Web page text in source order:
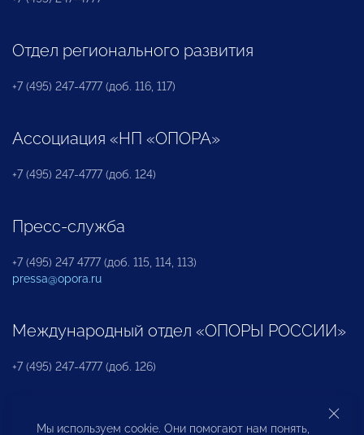
Отдел регионального развития
+7 (495) 247-4777 (доб. 116, 117)
Ассоциация «НП «ОПОРА»
+7 (495) 247-4777 (доб. 124)
Пресс-служба
+7 (495) 247 4777 (доб. 115, 114, 113)
pressa@opora.ru
Международный отдел «ОПОРЫ РОССИИ»
+7 (495) 247-4777 (доб. 126)
Бюро по защите прав предпринимателей и
Мы используем cookie. Они помогают нам понять,